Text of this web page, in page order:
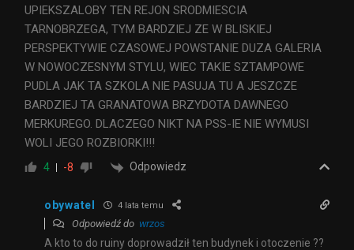
UPIEKSZALOBY TEN REJON SRODMIESCIA
TARNOBRZEGA, TYM BARDZIEJ ZE W BLISKIEJ
PERSPEKTYWIE CZASOWEJ POWSTANIE DUZA GALERIA
W NOWOCZESNYM STYLU, WIEC TAKIE SZTAMPOWE
PUDLA JAK TA SZKOLA NIE PASUJA TU A JESZCZE
BARDZIEJ TA GRANATOWA BRZYDOTA DAWNEGO
MERKUREGO. DLACZEGO NIKT NA PSS-IE NIE WYMUSI
WOLI JEGO ROZBIORKI!!!
4 -8 Odpowiedz
obywatel 4 lata temu
Odpowiedź do wrzos
A kto to do ruiny doprowadził ten budynek i otoczenie ??